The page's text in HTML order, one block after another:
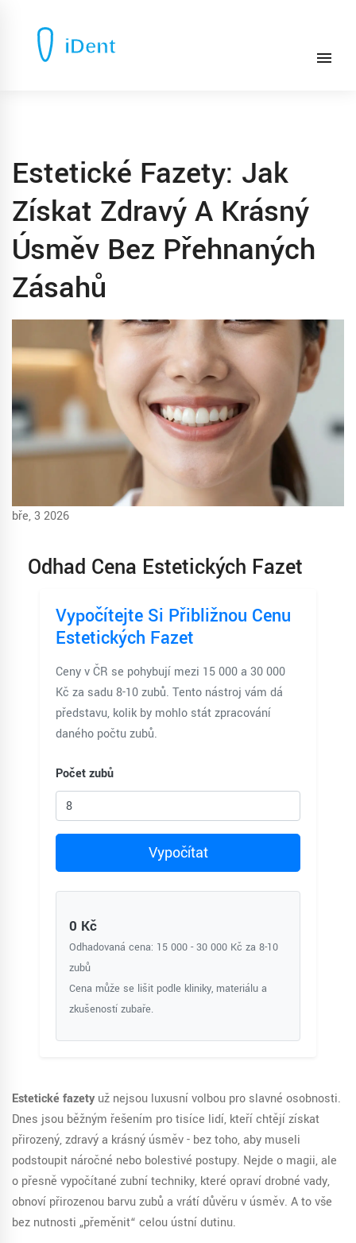
Estetické Fazety: Jak
Získat Zdravý A Krásný
Úsměv Bez Přehnaných
Zásahů
bře, 3 2026
Odhad Cena Estetických Fazet
Vypočítejte Si Přibližnou Cenu
Estetických Fazet
Ceny v ČR se pohybují mezi 15 000 a 30 000
Kč za sadu 8-10 zubů. Tento nástroj vám dá
představu, kolik by mohlo stát zpracování
daného počtu zubů.
Počet zubů
Vypočítat
0 Kč
Odhadovaná cena: 15 000 - 30 000 Kč za 8-10
zubů
Cena může se lišit podle kliniky, materiálu a
zkušeností zubaře.
Estetické fazety už nejsou luxusní volbou pro slavné osobnosti.
Dnes jsou běžným řešením pro tisíce lidí, kteří chtějí získat
přirozený, zdravý a krásný úsměv - bez toho, aby museli
podstoupit náročné nebo bolestivé postupy. Nejde o magii, ale
o přesně vypočítané zubní techniky, které opraví drobné vady,
obnoví přirozenou barvu zubů a vrátí důvěru v úsměv. A to vše
bez nutnosti „přeměnit“ celou ústní dutinu.